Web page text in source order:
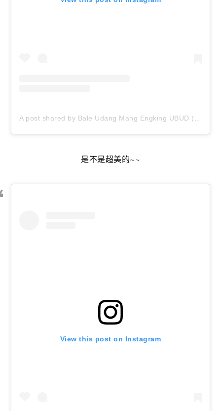
A post shared by Bale Udang Mang Engking UBUD (@baleudang_ubud)
是不是超美的~~
View this post on Instagram